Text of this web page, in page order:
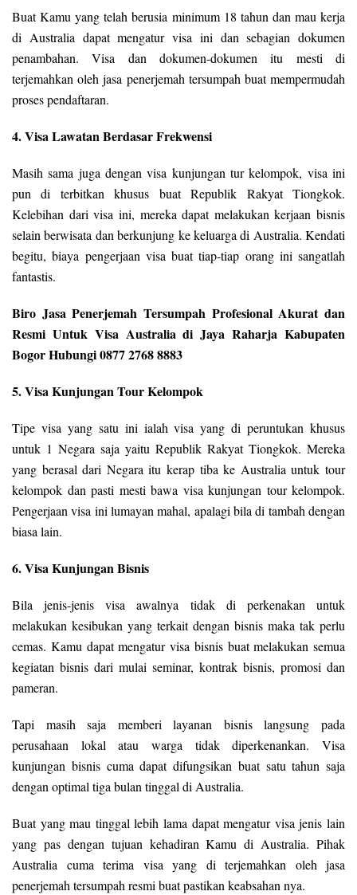
Buat Kamu yang telah berusia minimum 18 tahun dan mau kerja
di Australia dapat mengatur visa ini dan sebagian dokumen
penambahan. Visa dan dokumen-dokumen itu mesti di
terjemahkan oleh jasa penerjemah tersumpah buat mempermudah
proses pendaftaran.
4. Visa Lawatan Berdasar Frekwensi
Masih sama juga dengan visa kunjungan tur kelompok, visa ini
pun di terbitkan khusus buat Republik Rakyat Tiongkok.
Kelebihan dari visa ini, mereka dapat melakukan kerjaan bisnis
selain berwisata dan berkunjung ke keluarga di Australia. Kendati
begitu, biaya pengerjaan visa buat tiap-tiap orang ini sangatlah
fantastis.
Biro Jasa Penerjemah Tersumpah Profesional Akurat dan
Resmi Untuk Visa Australia di Jaya Raharja Kabupaten
Bogor Hubungi 0877 2768 8883
5. Visa Kunjungan Tour Kelompok
Tipe visa yang satu ini ialah visa yang di peruntukan khusus
untuk 1 Negara saja yaitu Republik Rakyat Tiongkok. Mereka
yang berasal dari Negara itu kerap tiba ke Australia untuk tour
kelompok dan pasti mesti bawa visa kunjungan tour kelompok.
Pengerjaan visa ini lumayan mahal, apalagi bila di tambah dengan
biasa lain.
6. Visa Kunjungan Bisnis
Bila jenis-jenis visa awalnya tidak di perkenakan untuk
melakukan kesibukan yang terkait dengan bisnis maka tak perlu
cemas. Kamu dapat mengatur visa bisnis buat melakukan semua
kegiatan bisnis dari mulai seminar, kontrak bisnis, promosi dan
pameran.
Tapi masih saja memberi layanan bisnis langsung pada
perusahaan lokal atau warga tidak diperkenankan. Visa
kunjungan bisnis cuma dapat difungsikan buat satu tahun saja
dengan optimal tiga bulan tinggal di Australia.
Buat yang mau tinggal lebih lama dapat mengatur visa jenis lain
yang pas dengan tujuan kehadiran Kamu di Australia. Pihak
Australia cuma terima visa yang di terjemahkan oleh jasa
penerjemah tersumpah resmi buat pastikan keabsahan nya.